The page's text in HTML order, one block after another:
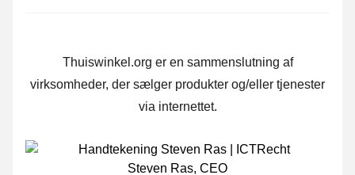
Thuiswinkel.org er en sammenslutning af
virksomheder, der sælger produkter og/eller tjenester
via internettet.
Steven Ras, CEO